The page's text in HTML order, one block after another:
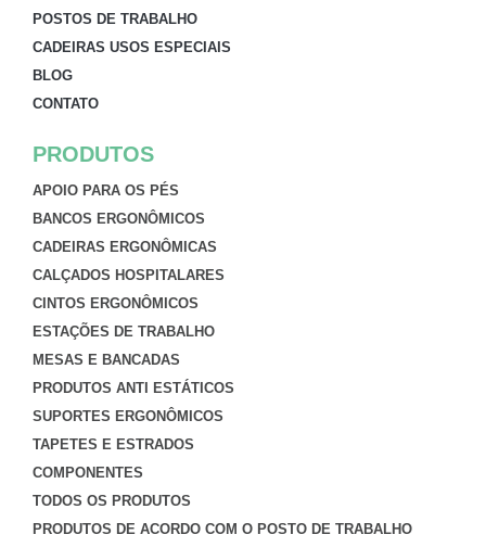
POSTOS DE TRABALHO
CADEIRAS USOS ESPECIAIS
BLOG
CONTATO
PRODUTOS
APOIO PARA OS PÉS
BANCOS ERGONÔMICOS
CADEIRAS ERGONÔMICAS
CALÇADOS HOSPITALARES
CINTOS ERGONÔMICOS
ESTAÇÕES DE TRABALHO
MESAS E BANCADAS
PRODUTOS ANTI ESTÁTICOS
SUPORTES ERGONÔMICOS
TAPETES E ESTRADOS
COMPONENTES
TODOS OS PRODUTOS
PRODUTOS DE ACORDO COM O POSTO DE TRABALHO